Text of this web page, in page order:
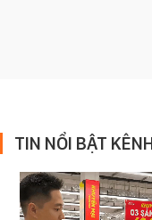
TIN NỔI BẬT